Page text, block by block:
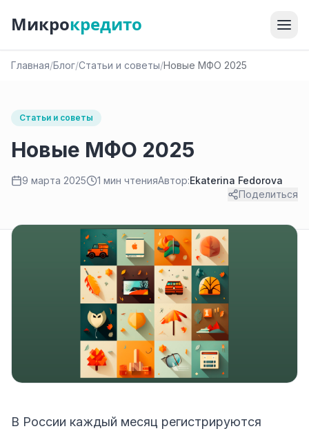
Микрокредито
Главная/Блог/Статьи и советы/Новые МФО 2025
Статьи и советы
Новые МФО 2025
9 марта 2025 1 мин чтенияАвтор:Ekaterina Fedorova
Поделиться
В России каждый месяц регистрируются